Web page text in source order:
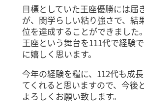
目標としていた王座優勝には届
が、関学らしい粘り強さで、結
位を達成することができました。
王座という舞台を111代で経験
に嬉しく思います。
今年の経験を糧に、112代も成
てくれると思いますので、今後
よろしくお願い致します。